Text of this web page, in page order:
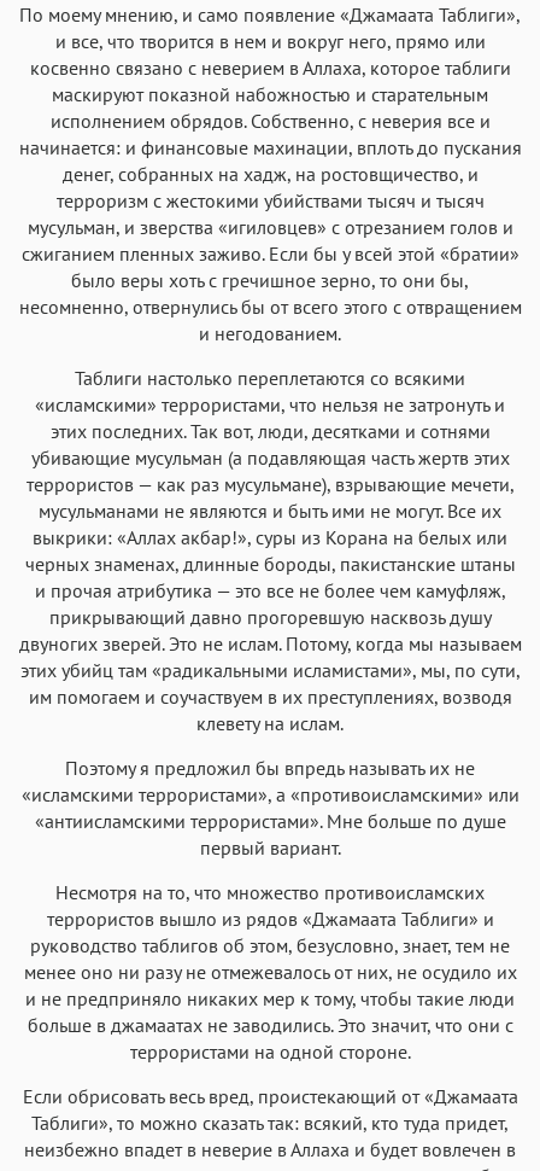
По моему мнению, и само появление «Джамаата Таблиги»,
и все, что творится в нем и вокруг него, прямо или
косвенно связано с неверием в Аллаха, которое таблиги
маскируют показной набожностью и старательным
исполнением обрядов. Собственно, с неверия все и
начинается: и финансовые махинации, вплоть до пускания
денег, собранных на хадж, на ростовщичество, и
терроризм с жестокими убийствами тысяч и тысяч
мусульман, и зверства «игиловцев» с отрезанием голов и
сжиганием пленных заживо. Если бы у всей этой «братии»
было веры хоть с гречишное зерно, то они бы,
несомненно, отвернулись бы от всего этого с отвращением
и негодованием.
Таблиги настолько переплетаются со всякими
«исламскими» террористами, что нельзя не затронуть и
этих последних. Так вот, люди, десятками и сотнями
убивающие мусульман (а подавляющая часть жертв этих
террористов — как раз мусульмане), взрывающие мечети,
мусульманами не являются и быть ими не могут. Все их
выкрики: «Аллах акбар!», суры из Корана на белых или
черных знаменах, длинные бороды, пакистанские штаны
и прочая атрибутика — это все не более чем камуфляж,
прикрывающий давно прогоревшую насквозь душу
двуногих зверей. Это не ислам. Потому, когда мы называем
этих убийц там «радикальными исламистами», мы, по сути,
им помогаем и соучаствуем в их преступлениях, возводя
клевету на ислам.
Поэтому я предложил бы впредь называть их не
«исламскими террористами», а «противоисламскими» или
«антиисламскими террористами». Мне больше по душе
первый вариант.
Несмотря на то, что множество противоисламских
террористов вышло из рядов «Джамаата Таблиги» и
руководство таблигов об этом, безусловно, знает, тем не
менее оно ни разу не отмежевалось от них, не осудило их
и не предприняло никаких мер к тому, чтобы такие люди
больше в джамаатах не заводились. Это значит, что они с
террористами на одной стороне.
Если обрисовать весь вред, проистекающий от «Джамаата
Таблиги», то можно сказать так: всякий, кто туда придет,
неизбежно впадет в неверие в Аллаха и будет вовлечен в